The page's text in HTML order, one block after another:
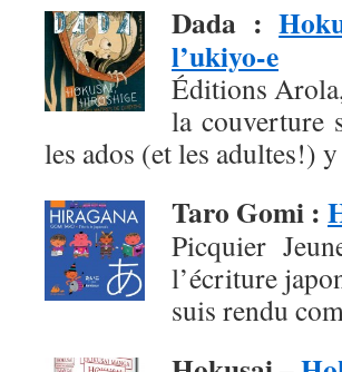
Dada :
l’ukiyo-e
Éditions
la couverture
les ados (et les adultes!)
Taro Gomi :
Picquier
l’écriture
suis rendu